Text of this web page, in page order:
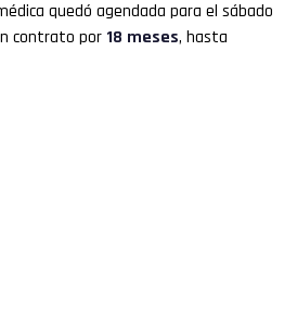
quedó agendada para el sábado
contrato por 18 meses, hasta